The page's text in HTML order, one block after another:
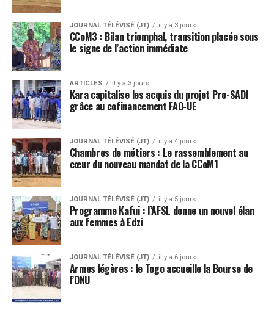
JOURNAL TÉLÉVISÉ (JT) il y a 3 jours
CCoM3 : Bilan triomphal, transition placée sous
le signe de l’action immédiate
ARTICLES il y a 3 jours
Kara capitalise les acquis du projet Pro-SADI
grâce au cofinancement FAO-UE
JOURNAL TÉLÉVISÉ (JT) il y a 4 jours
Chambres de métiers : Le rassemblement au
cœur du nouveau mandat de la CCoM1
JOURNAL TÉLÉVISÉ (JT) il y a 5 jours
Programme Kafui : l’AFSL donne un nouvel élan
aux femmes à Edzi
JOURNAL TÉLÉVISÉ (JT) il y a 6 jours
Armes légères : le Togo accueille la Bourse de
l’ONU